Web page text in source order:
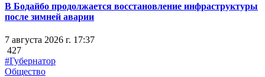
В Бодайбо продолжается восстановление инфраструктуры
после зимней аварии
7 августа 2026 г. 17:37
427
#Губернатор
Общество